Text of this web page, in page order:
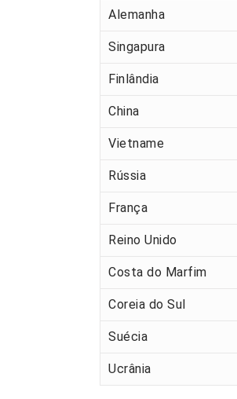
Alemanha
Singapura
Finlândia
China
Vietname
Rússia
França
Reino Unido
Costa do Marfim
Coreia do Sul
Suécia
Ucrânia